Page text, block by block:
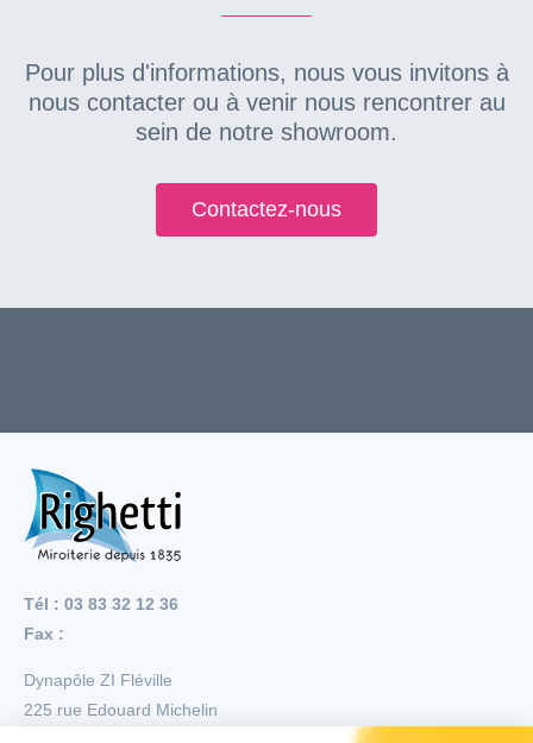
Pour plus d'informations, nous vous invitons à
nous contacter ou à venir nous rencontrer au
sein de notre showroom.
Contactez-nous
Tél : 03 83 32 12 36
Fax :
Dynapôle ZI Fléville
225 rue Edouard Michelin